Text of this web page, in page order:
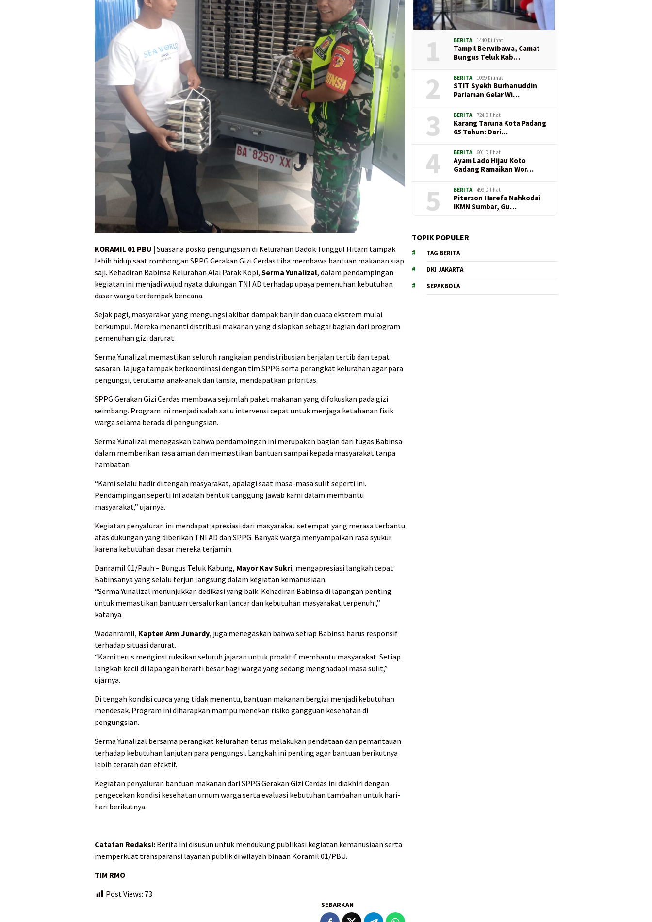
KORAMIL 01 PBU | Suasana posko pengungsian di Kelurahan Dadok Tunggul Hitam tampak
lebih hidup saat rombongan SPPG Gerakan Gizi Cerdas tiba membawa bantuan makanan siap
saji. Kehadiran Babinsa Kelurahan Alai Parak Kopi, Serma Yunalizal, dalam pendampingan
kegiatan ini menjadi wujud nyata dukungan TNI AD terhadap upaya pemenuhan kebutuhan
dasar warga terdampak bencana.
Sejak pagi, masyarakat yang mengungsi akibat dampak banjir dan cuaca ekstrem mulai
berkumpul. Mereka menanti distribusi makanan yang disiapkan sebagai bagian dari program
pemenuhan gizi darurat.
Serma Yunalizal memastikan seluruh rangkaian pendistribusian berjalan tertib dan tepat
sasaran. Ia juga tampak berkoordinasi dengan tim SPPG serta perangkat kelurahan agar para
pengungsi, terutama anak-anak dan lansia, mendapatkan prioritas.
SPPG Gerakan Gizi Cerdas membawa sejumlah paket makanan yang difokuskan pada gizi
seimbang. Program ini menjadi salah satu intervensi cepat untuk menjaga ketahanan fisik
warga selama berada di pengungsian.
Serma Yunalizal menegaskan bahwa pendampingan ini merupakan bagian dari tugas Babinsa
dalam memberikan rasa aman dan memastikan bantuan sampai kepada masyarakat tanpa
hambatan.
“Kami selalu hadir di tengah masyarakat, apalagi saat masa-masa sulit seperti ini.
Pendampingan seperti ini adalah bentuk tanggung jawab kami dalam membantu
masyarakat,” ujarnya.
Kegiatan penyaluran ini mendapat apresiasi dari masyarakat setempat yang merasa terbantu
atas dukungan yang diberikan TNI AD dan SPPG. Banyak warga menyampaikan rasa syukur
karena kebutuhan dasar mereka terjamin.
Danramil 01/Pauh – Bungus Teluk Kabung, Mayor Kav Sukri, mengapresiasi langkah cepat
Babinsanya yang selalu terjun langsung dalam kegiatan kemanusiaan.
“Serma Yunalizal menunjukkan dedikasi yang baik. Kehadiran Babinsa di lapangan penting
untuk memastikan bantuan tersalurkan lancar dan kebutuhan masyarakat terpenuhi,”
katanya.
Wadanramil, Kapten Arm Junardy, juga menegaskan bahwa setiap Babinsa harus responsif
terhadap situasi darurat.
“Kami terus menginstruksikan seluruh jajaran untuk proaktif membantu masyarakat. Setiap
langkah kecil di lapangan berarti besar bagi warga yang sedang menghadapi masa sulit,”
ujarnya.
Di tengah kondisi cuaca yang tidak menentu, bantuan makanan bergizi menjadi kebutuhan
mendesak. Program ini diharapkan mampu menekan risiko gangguan kesehatan di
pengungsian.
Serma Yunalizal bersama perangkat kelurahan terus melakukan pendataan dan pemantauan
terhadap kebutuhan lanjutan para pengungsi. Langkah ini penting agar bantuan berikutnya
lebih terarah dan efektif.
Kegiatan penyaluran bantuan makanan dari SPPG Gerakan Gizi Cerdas ini diakhiri dengan
pengecekan kondisi kesehatan umum warga serta evaluasi kebutuhan tambahan untuk hari-
hari berikutnya.
Catatan Redaksi: Berita ini disusun untuk mendukung publikasi kegiatan kemanusiaan serta
memperkuat transparansi layanan publik di wilayah binaan Koramil 01/PBU.
TIM RMO
Post Views: 73
SEBARKAN
1 BERITA 1440 Dilihat
Tampil Berwibawa, Camat
Bungus Teluk Kab…
2 BERITA 1099 Dilihat
STIT Syekh Burhanuddin
Pariaman Gelar Wi…
3 BERITA 724 Dilihat
Karang Taruna Kota Padang
65 Tahun: Dari…
4 BERITA 601 Dilihat
Ayam Lado Hijau Koto
Gadang Ramaikan Wor…
5 BERITA 499 Dilihat
Piterson Harefa Nahkodai
IKMN Sumbar, Gu…
TOPIK POPULER
TAG BERITA
DKI JAKARTA
SEPAKBOLA